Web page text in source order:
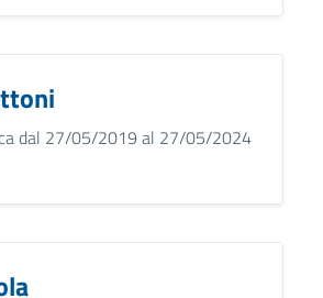
dal 27/05/2019 al 27/05/2024